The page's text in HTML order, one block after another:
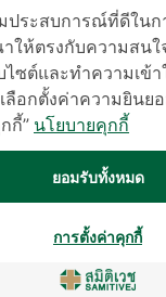
ติดตามเรา
ประสบการณ์ที่ดีในก
ให้ตรงกับความสนใ
ไซต์และทำความเข้
อกตั้งค่าความยินย
กี้” นโยบายคุกกี้
ยอมรับทั้งหมด
การตั้งค่าคุกกี้